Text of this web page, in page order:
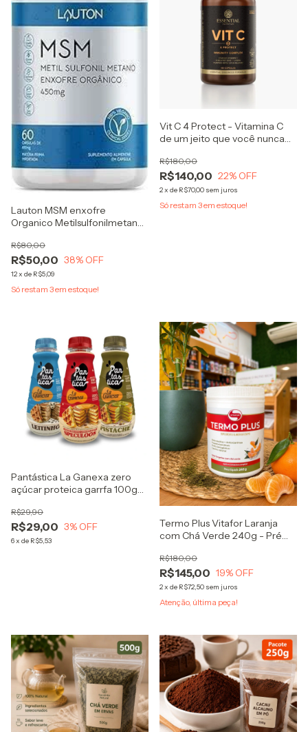
Lauton MSM enxofre
Organico Metilsulfonilmetano
R$50,00
R$80,00
38% OFF
12x de R$5,09
Só restam 3em estoque!
Vit C 4 Protect - Vitamina C
de um jeito que você nunca
R$140,00
R$180,00
22% OFF
2x de R$70,00 sem juros
Só restam 3em estoque!
Pantástica La Ganexa zero
açúcar proteica garrfa 100g
waffles
R$29,00
R$29,90
3% OFF
6x de R$5,53
Termo Plus Vitafor Laranja
com Chá Verde 240g - Pré
R$145,00
R$180,00
19% OFF
2x de R$72,50 sem juros
Atenção, última peça!